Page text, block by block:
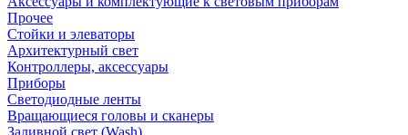
Прочее
Стойки и элеваторы
Архитектурный свет
Контроллеры, аксессуары
Приборы
Светодиодные ленты
Вращающиеся головы и сканеры
Заливной свет (Wash)